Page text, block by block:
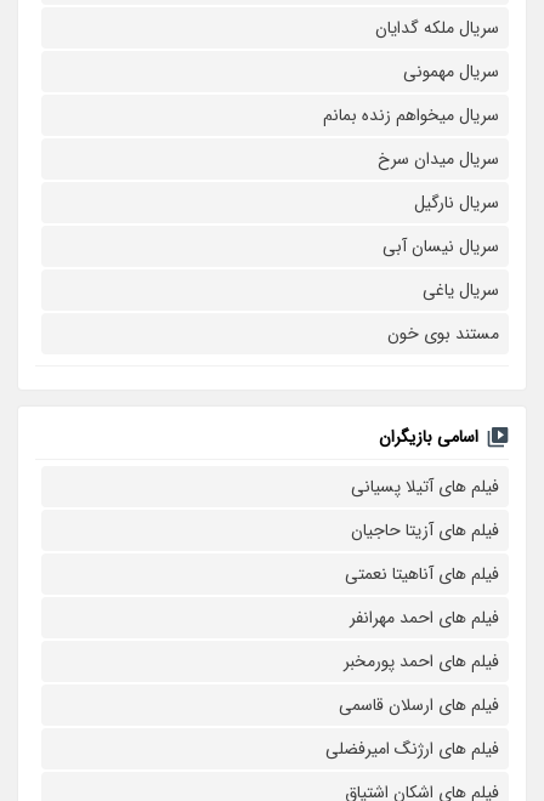
سریال ملکه گدایان
سریال مهمونی
سریال میخواهم زنده بمانم
سریال میدان سرخ
سریال نارگیل
سریال نیسان آبی
سریال یاغی
مستند بوی خون
اسامی بازیگران
فیلم های آتیلا پسیانی
فیلم های آزیتا حاجیان
فیلم های آناهیتا نعمتی
فیلم های احمد مهرانفر
فیلم های احمد پورمخبر
فیلم های ارسلان قاسمی
فیلم های ارژنگ امیرفضلی
فیلم های اشکان اشتیاق